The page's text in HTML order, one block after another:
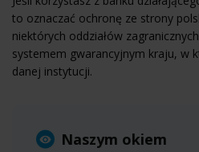
to oznaczać ochronę ze strony
niektórych oddziałów
systemem gwarancyjnym kraju, w
danej instytucji.
Naszym okiem